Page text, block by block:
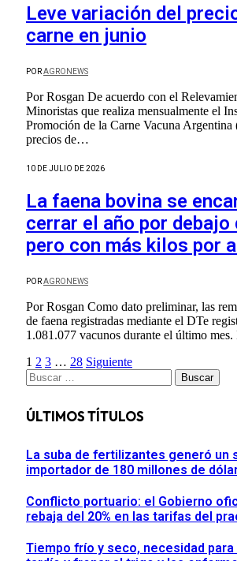
Leve variación del
carne en junio
PORAGRONEWS
Por Rosgan De acuerdo con el
Minoristas que realiza mensualmente el
Promoción de la Carne Vacuna
precios de…
10 DE JULIO DE 2026
La faena bovina se
cerrar el año por debajo
pero con más kilos por
PORAGRONEWS
Por Rosgan Como dato preliminar, las
de faena registradas mediante el DTe
1.081.077 vacunos durante el último
1 2 3 … 28 Siguiente
Buscar:
ÚLTIMOS TÍTULOS
La suba de fertilizantes generó un
importador de 180 millones de
Conflicto portuario: el Gobierno
rebaja del 20% en las tarifas del
Tiempo frío y seco, necesidad